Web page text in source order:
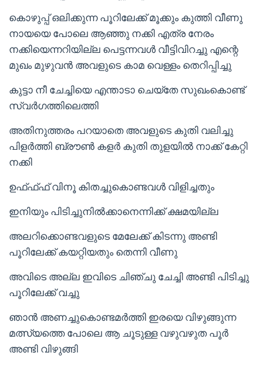
കൊഴുപ്പ് ഒലിക്കുന്ന പൂറിലേക്ക് മൂക്കും കുത്തി വീണു
നായയെ പോലെ ആഞ്ഞു നക്കി എത്ര നേരം
നക്കിയെന്നറിയില്ല പെട്ടന്നവൾ വീട്ടിവിറച്ചു എന്റെ
മുഖം മുഴുവൻ അവളുടെ കാമ വെള്ളം തെറിപ്പിച്ചു
കുട്ടാ നീ ചേച്ചിയെ എന്താടാ ചെയ്തേ സുഖംകൊണ്ട്
സ്വർഗത്തിലെത്തി
അതിനുത്തരം പറയാതെ അവളുടെ കുതി വലിച്ചു
പിളർത്തി ബ്രൗൺ കളർ കുതി തുളയിൽ നാക്ക് കേറ്റി
നക്കി
ഉഫ്ഫ്ഫ് വിനൂ കിതച്ചുകൊണ്ടവൾ വിളിച്ചതും
ഇനിയും പിടിച്ചുനിൽക്കാനെന്നിക്ക് ക്ഷമയില്ല
അലറിക്കൊണ്ടവളുടെ മേലേക്ക് കിടന്നു അണ്ടി
പൂറിലേക്ക് കയറ്റിയതും തെന്നി വീണു
അവിടെ അല്ല ഇവിടെ ചിഞ്ചു ചേച്ചി അണ്ടി പിടിച്ചു
പൂറിലേക്ക് വച്ചു
ഞാൻ അണച്ചുകൊണ്ടമർത്തി ഇരയെ വിഴുങ്ങുന്ന
മത്സ്യത്തെ പോലെ ആ ചൂടുള്ള വഴുവഴുത പൂർ
അണ്ടി വിഴുങ്ങി